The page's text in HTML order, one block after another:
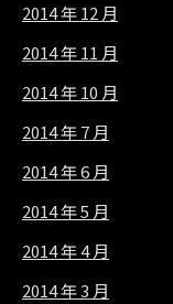
2014 年 12 月
2014 年 11 月
2014 年 10 月
2014 年 7 月
2014 年 6 月
2014 年 5 月
2014 年 4 月
2014 年 3 月